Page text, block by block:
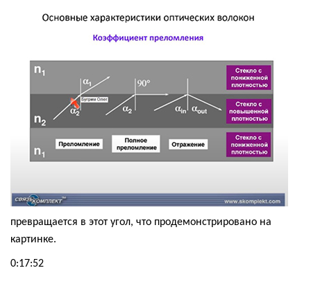
превращается в этот угол, что продемонстрировано на
картинке.
0:17:52